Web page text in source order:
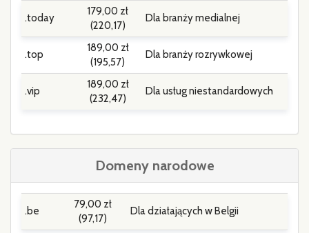
.today
179,00 zł
(220,17)
Dla branży medialnej
.top
189,00 zł
(195,57)
Dla branży rozrywkowej
.vip
189,00 zł
(232,47)
Dla usług niestandardowych
Domeny narodowe
.be
79,00 zł
(97,17)
Dla działających w Belgii